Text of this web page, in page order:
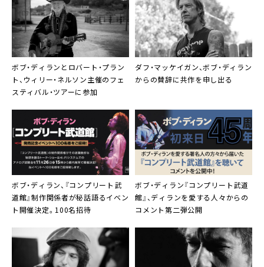
ボブ・ディランとロバート・プラン
ト、ウィリー・ネルソン主催のフェ
スティバル・ツアーに参加
ダフ・マッケイガン、ボブ・ディラン
からの賛辞に共作を申し出る
ボブ・ディラン、『コンプリート武
道館』制作関係者が秘話語るイベン
ト開催決定。100名招待
ボブ・ディラン『コンプリート武道
館』、ディランを愛する人々からの
コメント第二弾公開